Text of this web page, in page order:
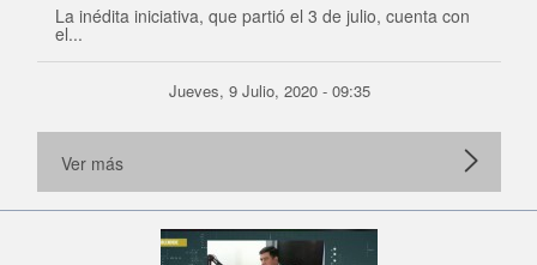
La inédita iniciativa, que partió el 3 de julio, cuenta con
el...
Jueves, 9 Julio, 2020 - 09:35
Ver más